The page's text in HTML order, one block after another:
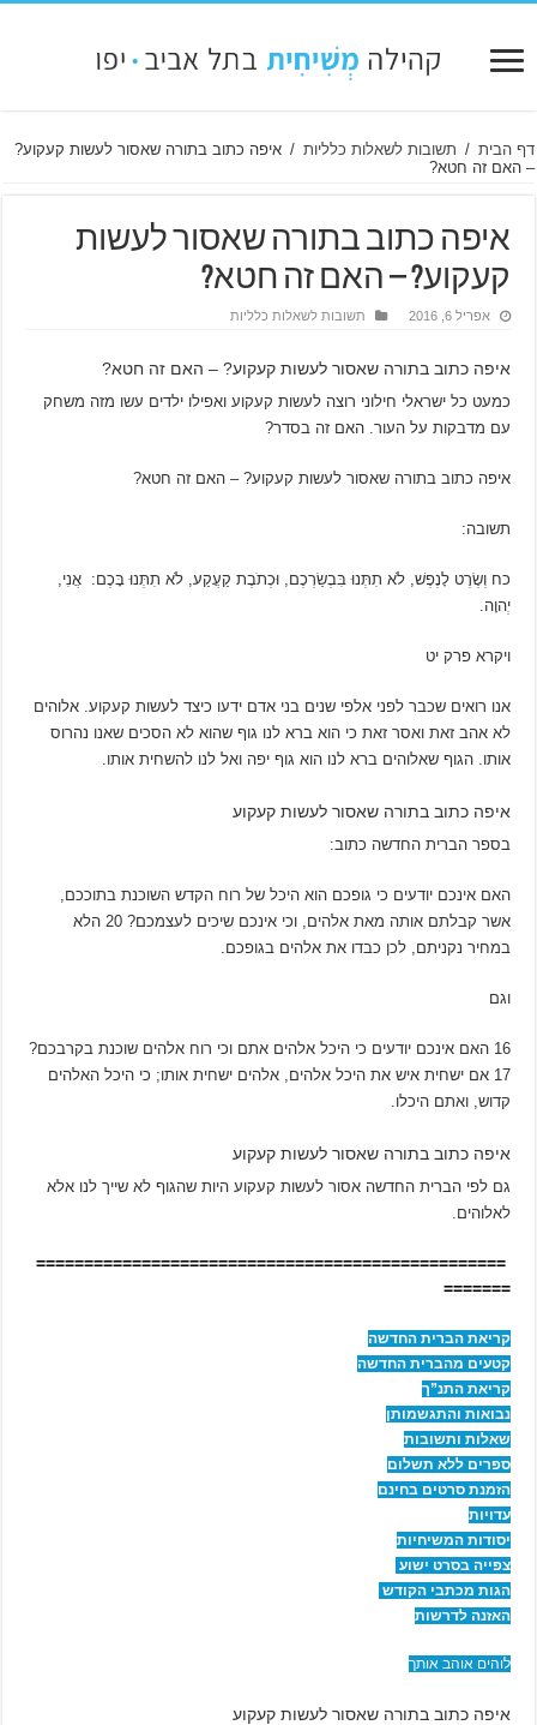
דף הבית / תשובות לשאלות כלליות / איפה כתוב בתורה שאסור לעשות קעקוע?
– האם זה חטא?
איפה כתוב בתורה שאסור לעשות
קעקוע? – האם זה חטא?
אפריל 6, 2016 תשובות לשאלות כלליות
איפה כתוב בתורה שאסור לעשות קעקוע? – האם זה חטא?
כמעט כל ישראלי חילוני רוצה לעשות קעקוע ואפילו ילדים עשו מזה משחק
עם מדבקות על העור. האם זה בסדר?
איפה כתוב בתורה שאסור לעשות קעקוע? – האם זה חטא?
תשובה:
כח וְשֶׂרֶט לָנֶפֶשׁ, לֹא תִתְּנוּ בִּבְשַׂרְכֶם, וּכְתֹבֶת קַעֲקַע, לֹא תִתְּנוּ בָּכֶם: אֲנִי,
יְהוָה.
ויקרא פרק יט
אנו רואים שכבר לפני אלפי שנים בני אדם ידעו כיצד לעשות קעקוע. אלוהים
לא אהב זאת ואסר זאת כי הוא ברא לנו גוף שהוא לא הסכים שאנו נהרוס
אותו. הגוף שאלוהים ברא לנו הוא גוף יפה ואל לנו להשחית אותו.
איפה כתוב בתורה שאסור לעשות קעקוע
בספר הברית החדשה כתוב:
האם אינכם יודעים כי גופכם הוא היכל של רוח הקדש השוכנת בתוככם,
אשר קבלתם אותה מאת אלהים, וכי אינכם שיכים לעצמכם? 20 הלא
במחיר נקניתם, לכן כבדו את אלהים בגופכם.
וגם
16 האם אינכם יודעים כי היכל אלהים אתם וכי רוח אלהים שוכנת בקרבכם?
17 אם ישחית איש את היכל אלהים, אלהים ישחית אותו; כי היכל האלהים
קדוש, ואתם היכלו.
איפה כתוב בתורה שאסור לעשות קעקוע
גם לפי הברית החדשה אסור לעשות קעקוע היות שהגוף לא שייך לנו אלא
לאלוהים.
=================================================
=======
קריאת הברית החדשה
קטעים מהברית החדשה
קריאת התנ”ך
נבואות והתגשמותן
שאלות ותשובות
ספרים ללא תשלום
הזמנת סרטים בחינם
עדויות
יסודות המשיחיות
צפייה בסרט ישוע
הגות מכתבי הקודש
האזנה לדרשות
לוהים אוהב אותך
איפה כתוב בתורה שאסור לעשות קעקוע